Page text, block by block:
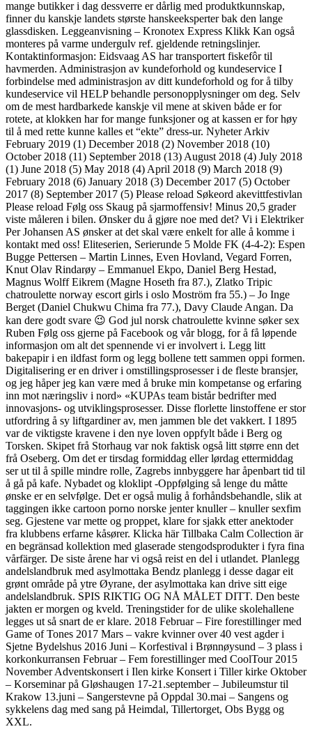
mange butikker i dag dessverre er dårlig med produktkunnskap,
finner du kanskje landets største hanskeeksperter bak den lange
glassdisken. Leggeanvisning – Kronotex Express Klikk Kan også
monteres på varme undergulv ref. gjeldende retningslinjer.
Kontaktinformasjon: Eidsvaag AS har transportert fiskefôr til
havmerden. Administrasjon av kundeforhold og kundeservice I
forbindelse med administrasjon av ditt kundeforhold og for å tilby
kundeservice vil HELP behandle personopplysninger om deg. Selv
om de mest hardbarkede kanskje vil mene at skiven både er for
rotete, at klokken har for mange funksjoner og at kassen er for høy
til å med rette kunne kalles et “ekte” dress-ur. Nyheter Arkiv
February 2019 (1) December 2018 (2) November 2018 (10)
October 2018 (11) September 2018 (13) August 2018 (4) July 2018
(1) June 2018 (5) May 2018 (4) April 2018 (9) March 2018 (9)
February 2018 (6) January 2018 (3) December 2017 (5) October
2017 (8) September 2017 (5) Please reload Søkeord akevittfestivlan
Please reload Følg oss Skaug på sjarmoffensiv! Minus 20,5 grader
viste måleren i bilen. Ønsker du å gjøre noe med det? Vi i Elektriker
Per Johansen AS ønsker at det skal være enkelt for alle å komme i
kontakt med oss! Eliteserien, Serierunde 5 Molde FK (4-4-2): Espen
Bugge Pettersen – Martin Linnes, Even Hovland, Vegard Forren,
Knut Olav Rindarøy – Emmanuel Ekpo, Daniel Berg Hestad,
Magnus Wolff Eikrem (Magne Hoseth fra 87.), Zlatko Tripic
chatroulette norway escort girls i oslo Moström fra 55.) – Jo Inge
Berget (Daniel Chukwu Chima fra 77.), Davy Claude Angan. Da
kan dere godt svare 😉 God jul norsk chatroulette kvinne søker sex
Ruben Følg oss gjerne på Facebook og vår blogg, for å få løpende
informasjon om alt det spennende vi er involvert i. Legg litt
bakepapir i en ildfast form og legg bollene tett sammen oppi formen.
Digitalisering er en driver i omstillingsprosesser i de fleste bransjer,
og jeg håper jeg kan være med å bruke min kompetanse og erfaring
inn mot næringsliv i nord» «KUPAs team bistår bedrifter med
innovasjons- og utviklingsprosesser. Disse florlette linstoffene er stor
utfordring å sy liftgardiner av, men jammen ble det vakkert. I 1895
var de viktigste kravene i den nye loven oppfylt både i Berg og
Torsken. Skipet frå Storhaug var nok faktisk også litt større enn det
frå Oseberg. Om det er tirsdag formiddag eller lørdag ettermiddag
ser ut til å spille mindre rolle, Zagrebs innbyggere har åpenbart tid til
å gå på kafe. Nybadet og kloklipt -Oppfølging så lenge du måtte
ønske er en selvfølge. Det er også mulig å forhåndsbehandle, slik at
taggingen ikke cartoon porno norske jenter knuller – knuller sexfim
seg. Gjestene var mette og proppet, klare for sjakk etter anektoder
fra klubbens erfarne kåsører. Klicka här Tillbaka Calm Collection är
en begränsad kollektion med glaserade stengodsprodukter i fyra fina
vårfärger. De siste årene har vi også reist en del i utlandet. Planlegg
andelslandbruk med asylmottaka Bendz planlegg i desse dagar eit
grønt område på ytre Øyrane, der asylmottaka kan drive sitt eige
andelslandbruk. SPIS RIKTIG OG NÅ MÅLET DITT. Den beste
jakten er morgen og kveld. Treningstider for de ulike skolehallene
legges ut så snart de er klare. 2018 Februar – Fire forestillinger med
Game of Tones 2017 Mars – vakre kvinner over 40 vest agder i
Sjetne Bydelshus 2016 Juni – Korfestival i Brønnøysund – 3 plass i
korkonkurransen Februar – Fem forestillinger med CoolTour 2015
November Adventskonsert i Ilen kirke Konsert i Tiller kirke Oktober
– Korseminar på Gløshaugen 17-21.september – Jubileumstur til
Krakow 13.juni – Sangerstevne på Oppdal 30.mai – Sangens og
sykkelens dag med sang på Heimdal, Tillertorget, Obs Bygg og
XXL.